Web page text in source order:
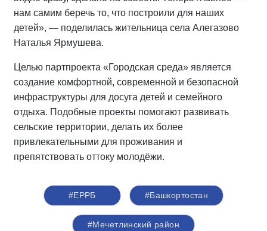
нам самим беречь то, что построили для наших
детей», — поделилась жительница села Алегазово
Наталья Ярмушева.
Целью партпроекта «Городская среда» является
создание комфортной, современной и безопасной
инфраструктуры для досуга детей и семейного
отдыха. Подобные проекты помогают развивать
сельские территории, делать их более
привлекательными для проживания и
препятствовать оттоку молодёжи.
#ЕРРБ #Башкортостан
#Мечетлинский район